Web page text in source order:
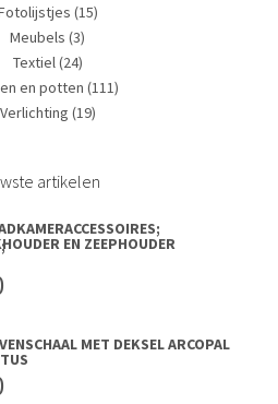
(15)
Meubels (3)
Textiel(24)
en potten (111)
Verlichting (19)
artikelen
EN ZEEPHOUDER
MET DEKSEL ARCOPAL